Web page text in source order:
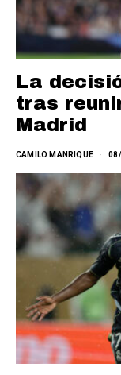
La
tras
Madrid
CAMILO MANRIQUE